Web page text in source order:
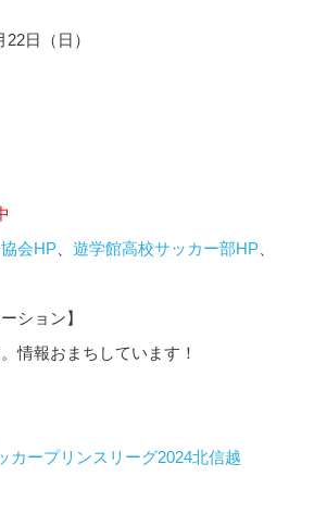
日（日）
会HP 遊学館高校サッカー部HP
ション】
情報おまちしています！
カープリンスリーグ2024北信越